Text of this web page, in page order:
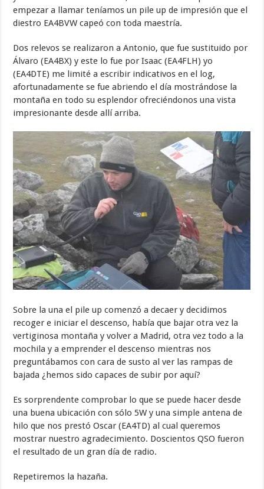
empezar a llamar teníamos un pile up de impresión que el
diestro EA4BVW capeó con toda maestría.
Dos relevos se realizaron a Antonio, que fue sustituido por
Álvaro (EA4BX) y este lo fue por Isaac (EA4FLH) yo
(EA4DTE) me limité a escribir indicativos en el log,
afortunadamente se fue abriendo el día mostrándose la
montaña en todo su esplendor ofreciéndonos una vista
impresionante desde allí arriba.
Sobre la una el pile up comenzó a decaer y decidimos
recoger e iniciar el descenso, había que bajar otra vez la
vertiginosa montaña y volver a Madrid, otra vez todo a la
mochila y a emprender el descenso mientras nos
preguntábamos con cara de susto al ver las rampas de
bajada ¿hemos sido capaces de subir por aquí?
Es sorprendente comprobar lo que se puede hacer desde
una buena ubicación con sólo 5W y una simple antena de
hilo que nos prestó Oscar (EA4TD) al cual queremos
mostrar nuestro agradecimiento. Doscientos QSO fueron
el resultado de un gran día de radio.
Repetiremos la hazaña.